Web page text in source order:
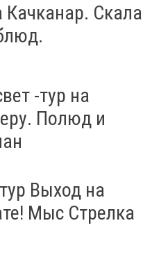
Качканар. Скала
-тур на
Полюд и
Выход на
Мыс Стрелка